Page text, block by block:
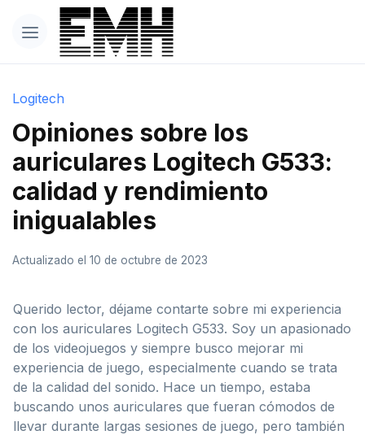
Logitech
Opiniones sobre los
auriculares Logitech G533:
calidad y rendimiento
inigualables
Actualizado el 10 de octubre de 2023
Querido lector, déjame contarte sobre mi experiencia
con los auriculares Logitech G533. Soy un apasionado
de los videojuegos y siempre busco mejorar mi
experiencia de juego, especialmente cuando se trata
de la calidad del sonido. Hace un tiempo, estaba
buscando unos auriculares que fueran cómodos de
llevar durante largas sesiones de juego, pero también